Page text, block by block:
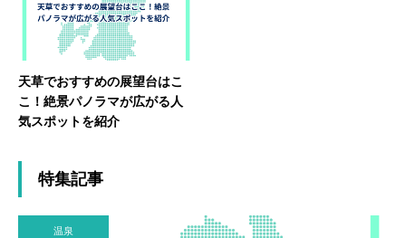
天草でおすすめの展望台はこ
こ！絶景パノラマが広がる人
気スポットを紹介
特集記事
温泉